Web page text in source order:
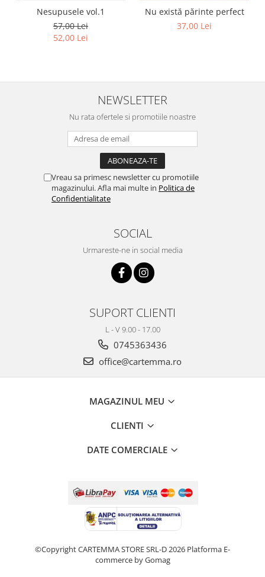
Nesupusele vol.1
57,00 Lei
52,00 Lei
Nu există părinte perfect
37,00 Lei
NEWSLETTER
Nu rata ofertele si promotiile noastre
Vreau sa primesc newsletter cu promotiile
magazinului. Afla mai multe in Politica de
Confidentialitate
SOCIAL
Urmareste-ne in social media
SUPORT CLIENTI
L - V 9.00 - 17.00
0745363436
office@cartemma.ro
MAGAZINUL MEU
CLIENTI
DATE COMERCIALE
©Copyright CARTEMMA STORE SRL-D 2026 Platforma E-
commerce by Gomag